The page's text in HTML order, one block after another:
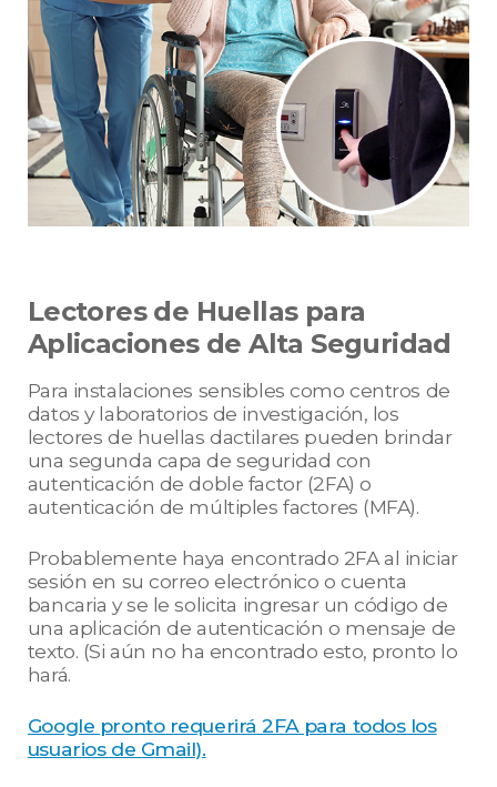
Lectores de Huellas para
Aplicaciones de Alta Seguridad
Para instalaciones sensibles como centros de
datos y laboratorios de investigación, los
lectores de huellas dactilares pueden brindar
una segunda capa de seguridad con
autenticación de doble factor (2FA) o
autenticación de múltiples factores (MFA).
Probablemente haya encontrado 2FA al iniciar
sesión en su correo electrónico o cuenta
bancaria y se le solicita ingresar un código de
una aplicación de autenticación o mensaje de
texto. (Si aún no ha encontrado esto, pronto lo
hará.
Google pronto requerirá 2FA para todos los
usuarios de Gmail).